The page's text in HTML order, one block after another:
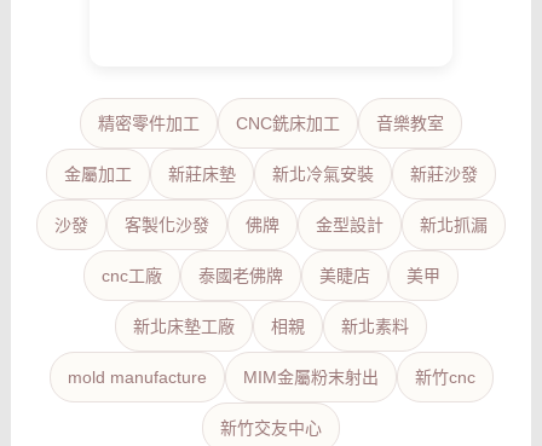
精密零件加工 CNC銑床加工 音樂教室
金屬加工 新莊床墊 新北冷氣安裝 新莊沙發
沙發 客製化沙發 佛牌 金型設計 新北抓漏
cnc工廠 泰國老佛牌 美睫店 美甲
新北床墊工廠 相親 新北素料
mold manufacture MIM金屬粉末射出 新竹cnc
新竹交友中心